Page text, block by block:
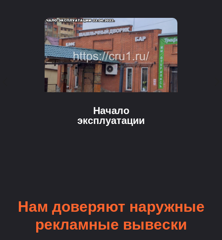
Начало
эксплуатации
Нам доверяют наружные
рекламные вывески